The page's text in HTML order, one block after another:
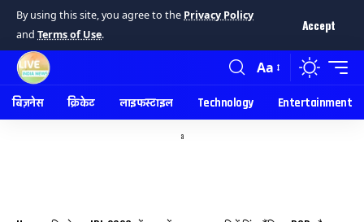
By using this site, you agree to the Privacy Policy
and Terms of Use.
Accept
Aa
बिज़नेस क्रिकेट लाइफस्टाइल Technology Entertainment
a